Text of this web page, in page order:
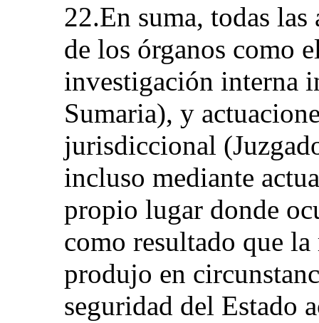
22.En suma, todas
de los órganos como
investigación interna
Sumaria), y
jurisdiccional
incluso mediante
propio lugar donde
como resultado que la
produjo en
seguridad del Estado